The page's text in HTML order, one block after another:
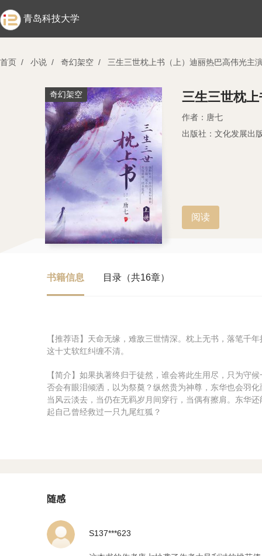
青岛科技大学
首页 / 小说 / 奇幻架空 / 三生三世枕上书（上）迪丽热巴高伟光主
奇幻架空 三生三世枕
作者：唐七
出版社：文化发展出
阅读
书籍信息 目录（共16章）
【推荐语】天命无缘，难敌三世情深。枕上无书，落笔千
这十丈软红纠缠不清。
【简介】如果执著终归于徒然，谁会将此生用尽，只为守
否会有眼泪倾洒，以为祭奠？纵然贵为神尊，东华也会羽
当风云淡去，当仍在无羁岁月间穿行，当偶有擦肩。东华
起自己曾经救过一只九尾红狐？
随感
S137***623